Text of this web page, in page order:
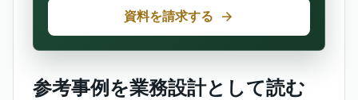
資料を請求する
参考事例を業務設計として読む